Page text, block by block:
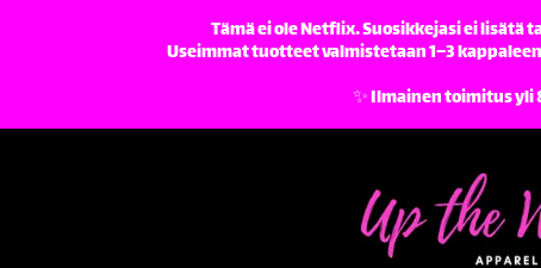
Tämä ei ole Netflix. Suosikkejasi ei lisätä
Useimmat tuotteet valmistetaan 1–3
✨️ Ilmainen toimitus yli